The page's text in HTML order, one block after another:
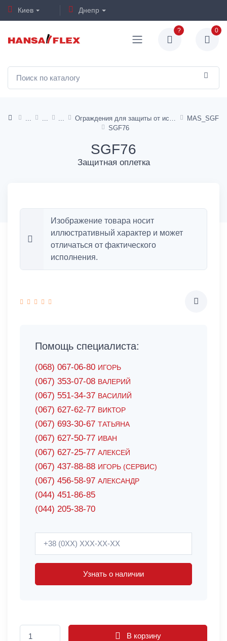
Киев Днепр
? 0
MAS_SGF
SGF76
SGF76
Защитная оплетка
Изображение товара носит
иллюстративный характер и может
отличаться от фактического
исполнения.
Помощь специалиста:
(068) 067-06-80 ИГОРЬ
(067) 353-07-08 ВАЛЕРИЙ
(067) 551-34-37 ВАСИЛИЙ
(067) 627-62-77 ВИКТОР
(067) 693-30-67 ТАТЬЯНА
(067) 627-50-77 ИВАН
(067) 627-25-77 АЛЕКСЕЙ
(067) 437-88-88 ИГОРЬ (СЕРВИС)
(067) 456-58-97 АЛЕКСАНДР
(044) 451-86-85
(044) 205-38-70
Узнать о наличии
В корзину